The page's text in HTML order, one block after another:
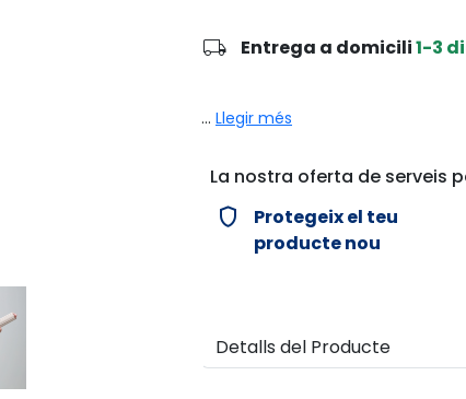
local_shipping Entrega a domicili1-3
... Llegir més
La nostra oferta de serveis
verified_user
Protegeix el teu
producte nou
Detalls del Producte